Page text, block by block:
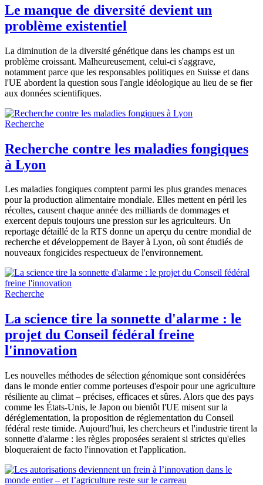
Le manque de diversité devient un
problème existentiel
La diminution de la diversité génétique dans les champs est un
problème croissant. Malheureusement, celui-ci s'aggrave,
notamment parce que les responsables politiques en Suisse et dans
l'UE abordent la question sous l'angle idéologique au lieu de se fier
aux données scientifiques.
Recherche
Recherche contre les maladies fongiques
à Lyon
Les maladies fongiques comptent parmi les plus grandes menaces
pour la production alimentaire mondiale. Elles mettent en péril les
récoltes, causent chaque année des milliards de dommages et
exercent depuis toujours une pression sur les agriculteurs. Un
reportage détaillé de la RTS donne un aperçu du centre mondial de
recherche et développement de Bayer à Lyon, où sont étudiés de
nouveaux fongicides respectueux de l'environnement.
Recherche
La science tire la sonnette d'alarme : le
projet du Conseil fédéral freine
l'innovation
Les nouvelles méthodes de sélection génomique sont considérées
dans le monde entier comme porteuses d'espoir pour une agriculture
résiliente au climat – précises, efficaces et sûres. Alors que des pays
comme les États-Unis, le Japon ou bientôt l'UE misent sur la
déréglementation, la proposition de réglementation du Conseil
fédéral reste timide. Aujourd'hui, les chercheurs et l'industrie tirent la
sonnette d'alarme : les règles proposées seraient si strictes qu'elles
bloqueraient de facto l'innovation et l'application.